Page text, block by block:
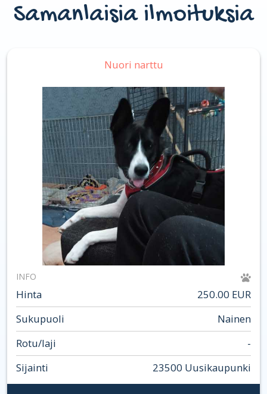
Samanlaisia ilmoituksia
Nuori narttu
INFO
Hinta
250.00 EUR
Sukupuoli
Nainen
Rotu/laji
-
Sijainti
23500 Uusikaupunki